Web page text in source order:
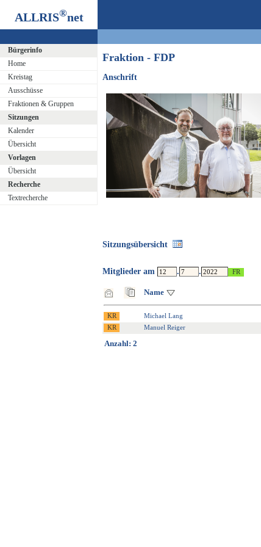
ALLRIS®net
Bürgerinfo
Home
Kreistag
Ausschüsse
Fraktionen & Gruppen
Sitzungen
Kalender
Übersicht
Vorlagen
Übersicht
Recherche
Textrecherche
Fraktion - FDP
Anschrift
Sitzungsübersicht
Mitglieder am . .
Name
Michael Lang
Manuel Reiger
Anzahl: 2